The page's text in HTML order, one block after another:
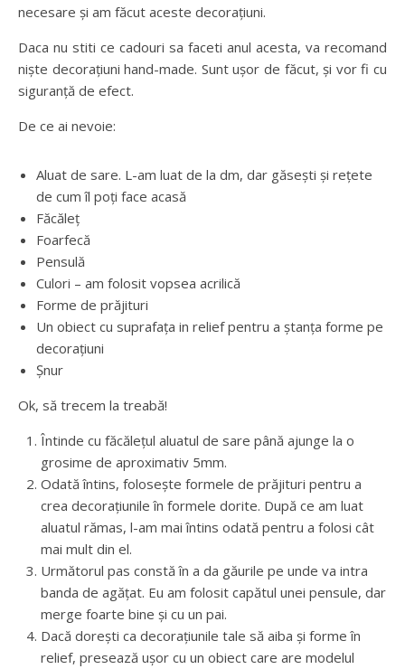
necesare și am făcut aceste decorațiuni.
Daca nu stiti ce cadouri sa faceti anul acesta, va recomand
niște decorațiuni hand-made. Sunt ușor de făcut, și vor fi cu
siguranță de efect.
De ce ai nevoie:
Aluat de sare. L-am luat de la dm, dar găsești și rețete
de cum îl poți face acasă
Făcăleț
Foarfecă
Pensulă
Culori – am folosit vopsea acrilică
Forme de prăjituri
Un obiect cu suprafața in relief pentru a ștanța forme pe
decorațiuni
Șnur
Ok, să trecem la treabă!
Întinde cu făcălețul aluatul de sare până ajunge la o
grosime de aproximativ 5mm.
Odată întins, folosește formele de prăjituri pentru a
crea decorațiunile în formele dorite. După ce am luat
aluatul rămas, l-am mai întins odată pentru a folosi cât
mai mult din el.
Următorul pas constă în a da găurile pe unde va intra
banda de agățat. Eu am folosit capătul unei pensule, dar
merge foarte bine și cu un pai.
Dacă dorești ca decorațiunile tale să aiba și forme în
relief, presează ușor cu un obiect care are modelul